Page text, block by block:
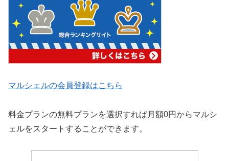
マルシェルの会員登録はこちら
料金プランの無料プランを選択すれば月額0円からマルシ
ェルをスタートすることができます。